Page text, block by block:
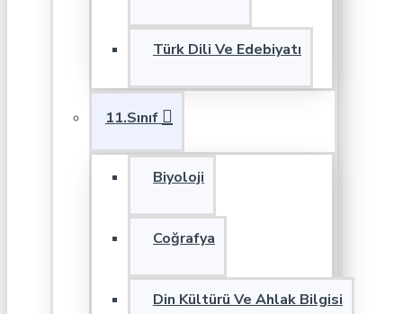
Türk Dili Ve Edebiyatı
11.Sınıf
Biyoloji
Coğrafya
Din Kültürü Ve Ahlak Bilgisi